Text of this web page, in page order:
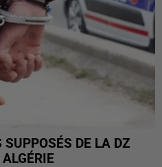
SUPPOSÉS DE LA DZ